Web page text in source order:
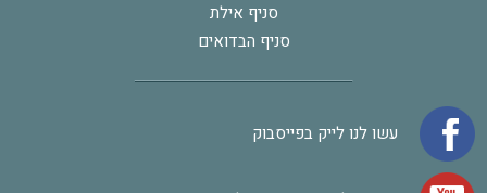
סניף אילת
סניף הבדואים
עשו לנו לייק בפייסבוק